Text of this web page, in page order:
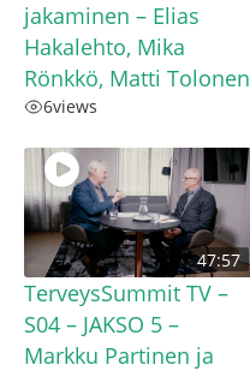
jakaminen – Elias
Hakalehto, Mika
Rönkkö, Matti Tolonen
6views
47:57
TerveysSummit TV –
S04 – JAKSO 5 –
Markku Partinen ja